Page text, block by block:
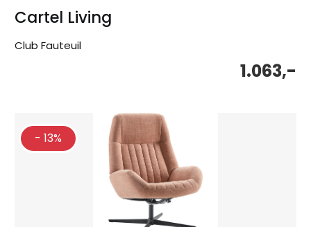
Cartel Living
Club Fauteuil
1.063,-
- 13%